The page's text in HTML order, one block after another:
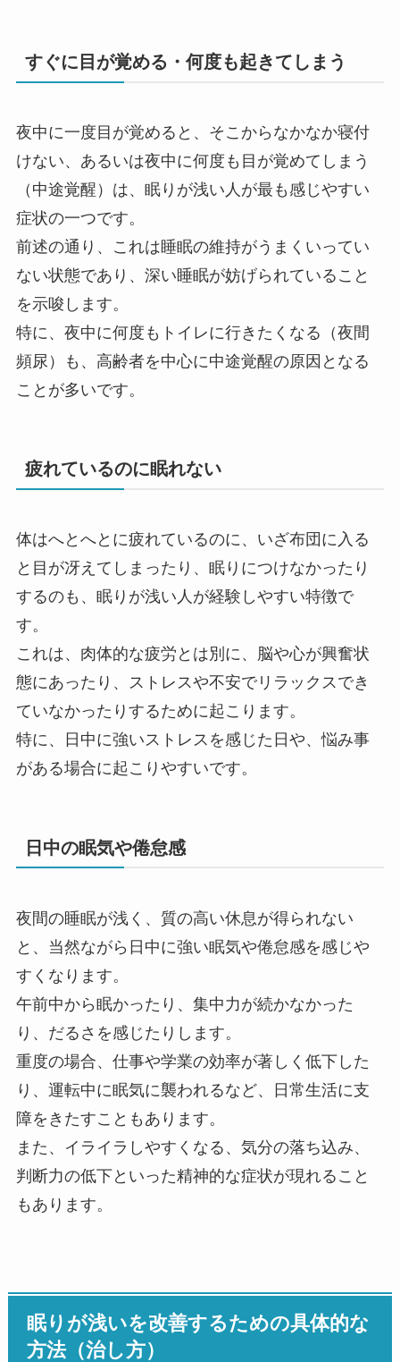
すぐに目が覚める・何度も起きてしまう
夜中に一度目が覚めると、そこからなかなか寝付
けない、あるいは夜中に何度も目が覚めてしまう
（中途覚醒）は、眠りが浅い人が最も感じやすい
症状の一つです。
前述の通り、これは睡眠の維持がうまくいってい
ない状態であり、深い睡眠が妨げられていること
を示唆します。
特に、夜中に何度もトイレに行きたくなる（夜間
頻尿）も、高齢者を中心に中途覚醒の原因となる
ことが多いです。
疲れているのに眠れない
体はへとへとに疲れているのに、いざ布団に入る
と目が冴えてしまったり、眠りにつけなかったり
するのも、眠りが浅い人が経験しやすい特徴で
す。
これは、肉体的な疲労とは別に、脳や心が興奮状
態にあったり、ストレスや不安でリラックスでき
ていなかったりするために起こります。
特に、日中に強いストレスを感じた日や、悩み事
がある場合に起こりやすいです。
日中の眠気や倦怠感
夜間の睡眠が浅く、質の高い休息が得られない
と、当然ながら日中に強い眠気や倦怠感を感じや
すくなります。
午前中から眠かったり、集中力が続かなかった
り、だるさを感じたりします。
重度の場合、仕事や学業の効率が著しく低下した
り、運転中に眠気に襲われるなど、日常生活に支
障をきたすこともあります。
また、イライラしやすくなる、気分の落ち込み、
判断力の低下といった精神的な症状が現れること
もあります。
眠りが浅いを改善するための具体的な
方法（治し方）